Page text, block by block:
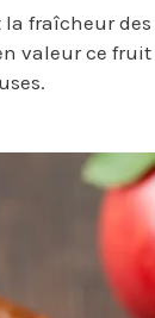
fraîcheur
valeur ce